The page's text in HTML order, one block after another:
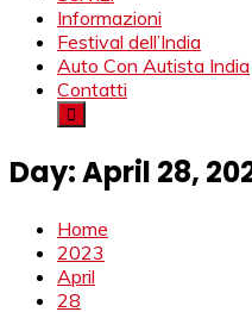
Rajasthan,agenzia
macchina Rajasthan,
Agenzia and Viaggio India
Viaggio sull India, Agenzia
Agenzia India, Rajasthan
Informazioni
Festival dell’India
Auto Con Autista India
Contatti
Day:April 28,
Home
2023
April
28